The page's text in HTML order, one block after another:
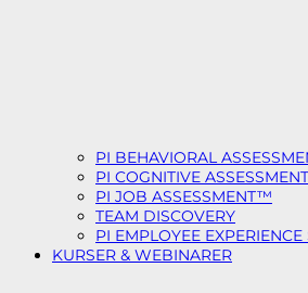
PI BEHAVIORAL
PI COGNITIVE
PI JOB ASSESSMENT™
TEAM DISCOVERY
PI EMPLOYEE
KURSER & WEBINARER